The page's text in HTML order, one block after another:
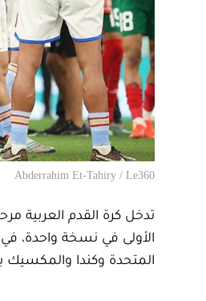
Abderrahim Et-Tahiry / Le360
المتحدة وكندا والمكسيك بين 11 يونيو و19